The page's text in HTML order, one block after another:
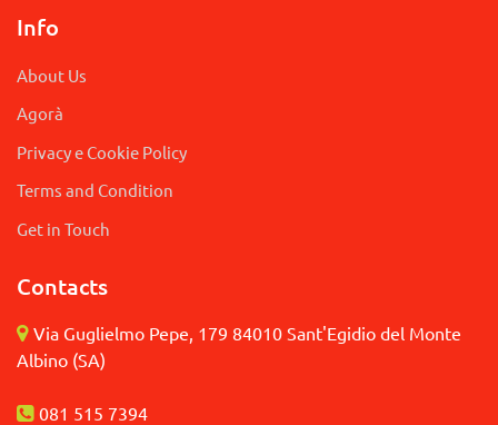
Info
About Us
Agorà
Privacy e Cookie Policy
Terms and Condition
Get in Touch
Contacts
Via Guglielmo Pepe, 179 84010 Sant'Egidio del Monte
Albino (SA)
081 515 7394